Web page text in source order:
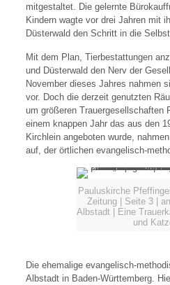
mitgestaltet. Die gelernte
Kindern wagte vor drei Jahren mit
Düsterwald den Schritt in die
Mit dem Plan, Tierbestattungen
und Düsterwald den Nerv der
November dieses Jahres nahmen
vor. Doch die derzeit genutzten
um größeren Trauergesellschaften
einem knappen Jahr das aus den
Kirchlein angeboten wurde,
auf, der örtlichen evangelisch-
Pauluskirche
Zeitung | Seite 3 |
Albstadt | Eine
und
Die ehemalige evangelisch-
Albstadt in Baden-Württemberg.